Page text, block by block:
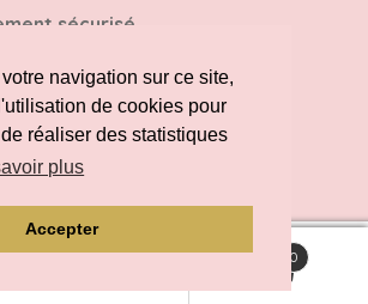
navigation sur ce site,
de cookies pour
réaliser des statistiques
plus
Accepter
sécurisé
possible sous 14 jours
0